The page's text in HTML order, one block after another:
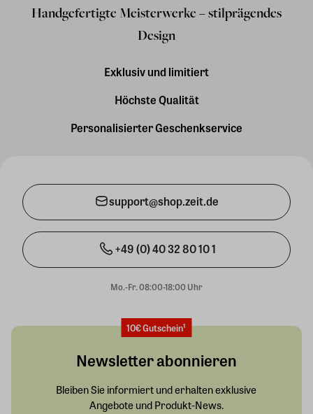
Handgefertigte Meisterwerke – stilprägendes
Design
Exklusiv und limitiert
Höchste Qualität
Personalisierter Geschenkservice
support@shop.zeit.de
+49 (0) 40 32 80 10 1
Mo.-Fr. 08:00-18:00 Uhr
10€ Gutschein¹
Newsletter abonnieren
Bleiben Sie informiert und erhalten exklusive
Angebote und Produkt-News.